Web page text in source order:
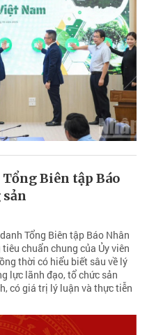
Biên tập Báo
sản
Tổng Biên tập Báo Nhân
chuẩn chung của Ủy viên
thời có hiểu biết sâu về lý
lực lãnh đạo, tổ chức sản
có giá trị lý luận và thực tiễn